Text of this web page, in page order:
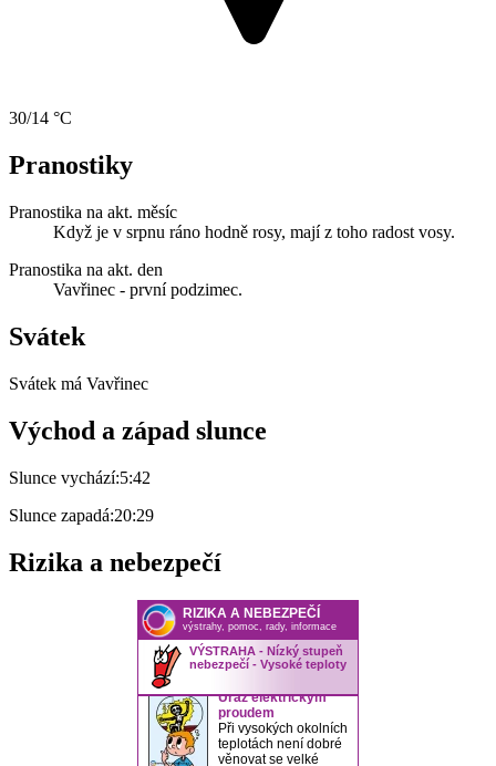
30/14 °C
Pranostiky
Pranostika na akt. měsíc
Když je v srpnu ráno hodně rosy, mají z toho radost vosy.
Pranostika na akt. den
Vavřinec - první podzimec.
Svátek
Svátek má Vavřinec
Východ a západ slunce
Slunce vychází:5:42
Slunce zapadá:20:29
Rizika a nebezpečí